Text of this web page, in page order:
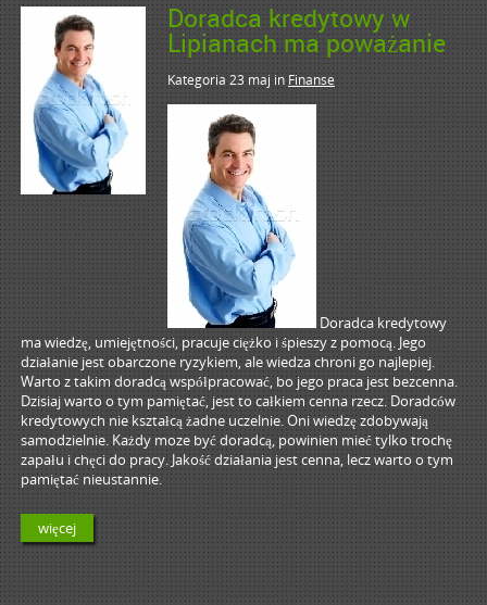
Doradca kredytowy w
Lipianach ma poważanie
Kategoria 23 majinFinanse
Doradca kredytowy
ma wiedzę, umiejętności, pracuje ciężko i śpieszy z pomocą. Jego
działanie jest obarczone ryzykiem, ale wiedza chroni go najlepiej.
Warto z takim doradcą współpracować, bo jego praca jest bezcenna.
Dzisiaj warto o tym pamiętać, jest to całkiem cenna rzecz. Doradców
kredytowych nie kształcą żadne uczelnie. Oni wiedzę zdobywają
samodzielnie. Każdy moze być doradcą, powinien mieć tylko trochę
zapału i chęci do pracy. Jakość działania jest cenna, lecz warto o tym
pamiętać nieustannie.
więcej